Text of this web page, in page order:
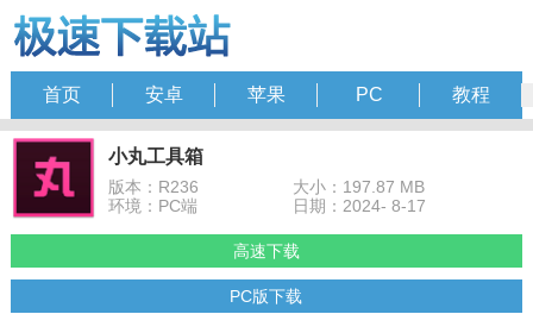
首页 安卓 苹果 PC 教程
小丸工具箱
版本：R236
大小：197.87 MB
环境：PC端
日期：2024- 8-17
高速下载
PC版下载